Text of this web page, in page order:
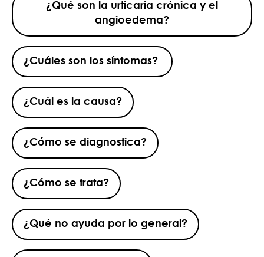
¿Qué son la urticaria crónica y el
angioedema?
¿Cuáles son los síntomas?
¿Cuál es la causa?
¿Cómo se diagnostica?
¿Cómo se trata?
¿Qué no ayuda por lo general?